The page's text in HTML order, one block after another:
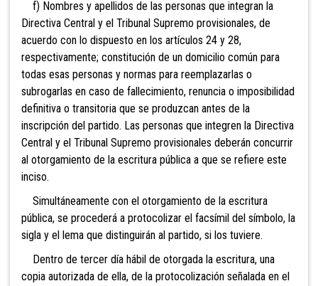
f) Nombres y apellidos de las personas que integran la
Directiva Central y el Tribunal Supremo provisionales, de
acuerdo con lo dispuesto en los artículos 24 y 28,
respectivamente; constitución de un domicilio común para
todas esas personas y normas para reemplazarlas o
subrogarlas en caso de fallecimiento, renuncia o imposibilidad
definitiva o transitoria que se produzcan antes de la
inscripción del partido. Las personas que integren la Directiva
Central y el Tribunal Supremo provisionales deberán concurrir
al otorgamiento de la escritura pública a que se refiere este
inciso.
Simultáneamente con el otorgamiento de la escritura
pública, se procederá a protocolizar el facsímil del símbolo, la
sigla y el lema que distinguirán al partido, si los tuviere.
Dentro de tercer día hábil de otorgada la escritura, una
copia autorizada de ella, de la protocolización señalada en el